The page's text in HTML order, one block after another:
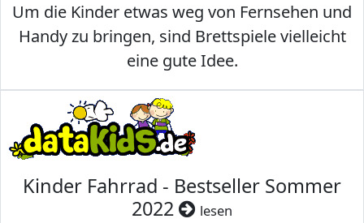
Um die Kinder etwas weg von Fernsehen und
Handy zu bringen, sind Brettspiele vielleicht
eine gute Idee.
Kinder Fahrrad - Bestseller Sommer
2022
lesen